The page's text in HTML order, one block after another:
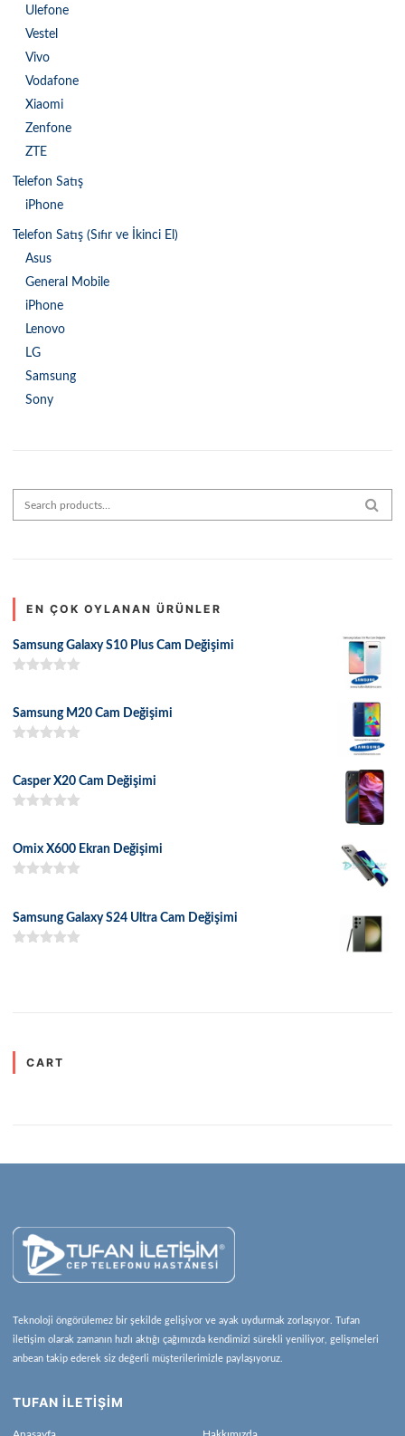
Ulefone
Vestel
Vivo
Vodafone
Xiaomi
Zenfone
ZTE
Telefon Satış
iPhone
Telefon Satış (Sıfır ve İkinci El)
Asus
General Mobile
iPhone
Lenovo
LG
Samsung
Sony
Search for:
EN ÇOK OYLANAN ÜRÜNLER
Samsung Galaxy S10 Plus Cam Değişimi
Samsung M20 Cam Değişimi
Casper X20 Cam Değişimi
Omix X600 Ekran Değişimi
Samsung Galaxy S24 Ultra Cam Değişimi
CART
Teknoloji öngörülemez bir şekilde gelişiyor ve ayak uydurmak zorlaşıyor. Tufan
iletişim olarak zamanın hızlı aktığı çağımızda kendimizi sürekli yeniliyor, gelişmeleri
anbean takip ederek siz değerli müşterilerimizle paylaşıyoruz.
TUFAN İLETİŞİM